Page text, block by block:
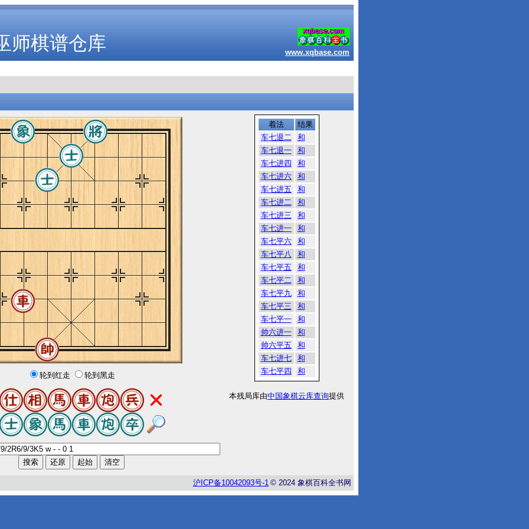
师棋谱仓库 www.xqbase.com
轮到红走 轮到黑走
着法
结果
车七退二
和
车七退一
和
车七进四
和
车七进六
和
车七进五
和
车七进二
和
车七进三
和
车七进一
和
车七平六
和
车七平八
和
车七平五
和
车七平二
和
车七平九
和
车七平三
和
车七平一
和
帅六进一
和
帅六平五
和
车七进七
和
车七平四
和
本残局库由中国象棋云库查询提供
沪 ICP备10042093号-1 © 2024 象棋百科全书网